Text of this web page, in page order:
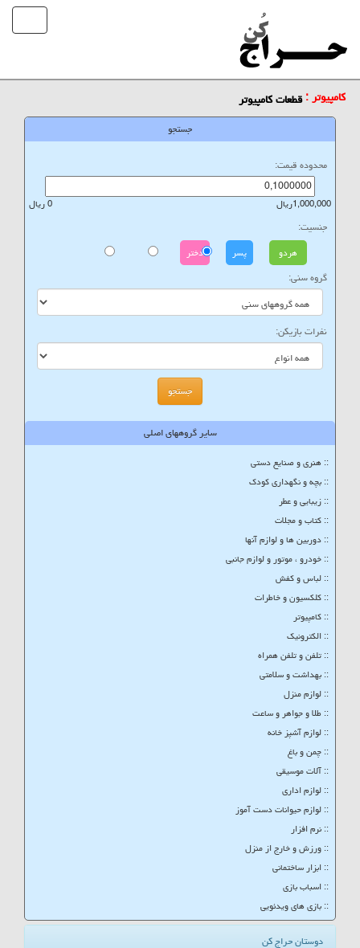
کامپیوتر :قطعات کامپیوتر
جستجو
محدوده قیمت:
1,000,000ریال 0 ریال
جنسیت:
هردو پسر دختر
گروه سنی:
نفرات بازیکن:
سایر گروههای اصلی
:: هنری و صنایع دستی
:: بچه و نگهداری کودک
:: زیبایی و عطر
:: کتاب و مجلات
:: دوربین ها و لوازم آنها
:: خودرو ، موتور و لوازم جانبی
:: لباس و کفش
:: کلکسیون و خاطرات
:: کامپیوتر
:: الکترونیک
:: تلفن و تلفن همراه
:: بهداشت و سلامتی
:: لوازم منزل
:: طلا و جواهر و ساعت
:: لوازم آشپز خانه
:: چمن و باغ
:: آلات موسیقی
:: لوازم اداری
:: لوازم حیوانات دست آموز
:: نرم افزار
:: ورزش و خارج از منزل
:: ابزار ساختمانی
:: اسباب بازی
:: بازی های ویدئویی
دوستان حراج کن